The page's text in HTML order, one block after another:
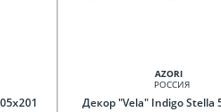
AZORI
РОССИЯ
Декор "Vela" Indigo Stella